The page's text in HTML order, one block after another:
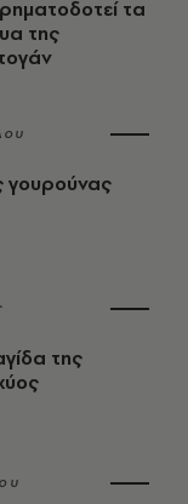
τα
της
γουρούνας
της